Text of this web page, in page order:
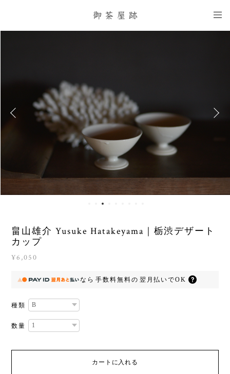
畠山雄介 Yusuke Hatakeyama｜栃渋デザート
カップ
¥6,050
なら 手数料無料の 翌月払いでOK
種類
数量
カートに入れる